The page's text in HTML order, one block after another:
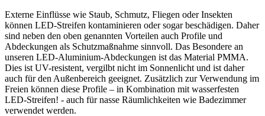
Externe Einflüsse wie Staub, Schmutz, Fliegen oder Insekten
können LED-Streifen kontaminieren oder sogar beschädigen. Daher
sind neben den oben genannten Vorteilen auch Profile und
Abdeckungen als Schutzmaßnahme sinnvoll. Das Besondere an
unseren LED-Aluminium-Abdeckungen ist das Material PMMA.
Dies ist UV-resistent, vergilbt nicht im Sonnenlicht und ist daher
auch für den Außenbereich geeignet. Zusätzlich zur Verwendung im
Freien können diese Profile – in Kombination mit wasserfesten
LED-Streifen! - auch für nasse Räumlichkeiten wie Badezimmer
verwendet werden.